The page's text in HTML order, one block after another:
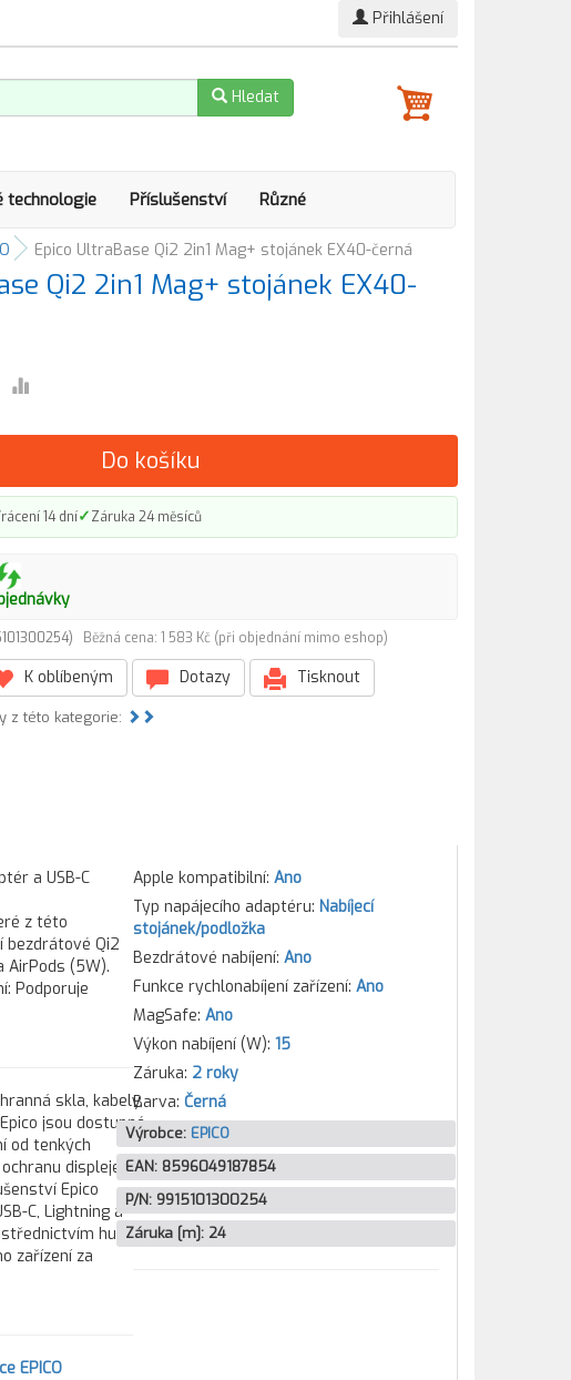
Přihlášení
Hledat
technologie Příslušenství Různé
Epico UltraBase Qi2 2in1 Mag+ stojánek EX40-černá
Qi2 2in1 Mag+ stojánek EX40-
Do košíku
14 dní✓Záruka 24 měsíců
Běžná cena: 1 583 Kč (při objednání mimo eshop)
K oblíbeným Dotazy Tisknout
z této kategorie:
a USB-C
z této
bezdrátové Qi2
AirPods (5W).
Podporuje
skla, kabely,
jsou dostupné
od tenkých
displeje
Epico
C, Lightning a
husté
zařízení za
EPICO
Apple kompatibilní: Ano
Typ napájecího adaptéru: Nabíjecí
stojánek/podložka
Bezdrátové nabíjení: Ano
Funkce rychlonabíjení zařízení: Ano
MagSafe: Ano
Výkon nabíjení (W): 15
Záruka: 2 roky
Barva: Černá
Výrobce: EPICO
EAN: 8596049187854
P/N: 9915101300254
Záruka [m]: 24